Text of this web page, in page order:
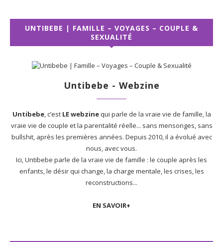
UNTIBEBE | FAMILLE – VOYAGES – COUPLE &
SEXUALITÉ
Untibebe - Webzine
Untibebe, c’est LE webzinequi parle de la vraie vie de famille, la
vraie vie de couple et la parentalité réelle... sans mensonges, sans
bullshit, après les premières années. Depuis 2010, il a évolué avec
nous, avec vous.
Ici, Untibebe parle de la vraie vie de famille : le couple après les
enfants, le désir qui change, la charge mentale, les crises, les
reconstructions...
EN SAVOIR+